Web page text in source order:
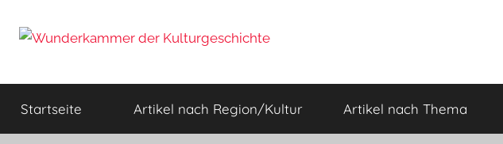
Inhalt
Wunderkammer
der
der
Geschichte
Startseite Artikel nach Region/Kultur Artikel nach Thema